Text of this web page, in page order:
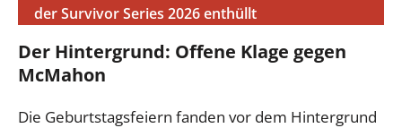
der Survivor Series 2026 enthüllt
Der Hintergrund: Offene Klage gegen
McMahon
Die Geburtstagsfeiern fanden vor dem Hintergrund